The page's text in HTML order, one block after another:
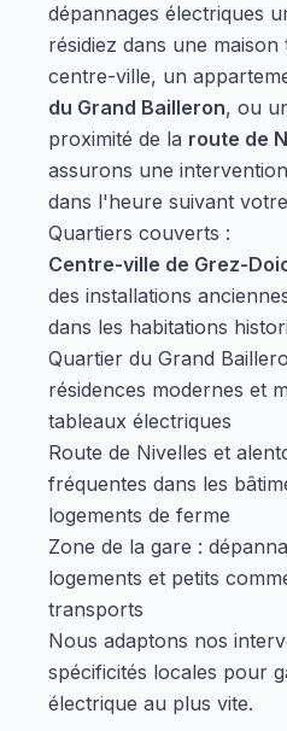
dépannages électriques
résidiez dans une
centre-ville, un
du Grand Bailleron, ou
proximité de la route de
assurons une
dans l'heure suivant
Quartiers couverts :
Centre-ville de Grez-
des installations
dans les habitations
Quartier du Grand
résidences modernes et
tableaux électriques
Route de Nivelles et
fréquentes dans les
logements de ferme
Zone de la gare :
logements et petits
transports
Nous adaptons nos
spécificités locales pour
électrique au plus vite.